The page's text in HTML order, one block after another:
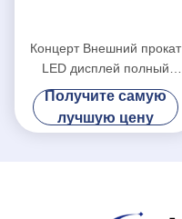
Концерт Внешний прокат
LED дисплей полный
цветный экран SMD P4.81
Внутри помещений
Получите самую
лучшую цену